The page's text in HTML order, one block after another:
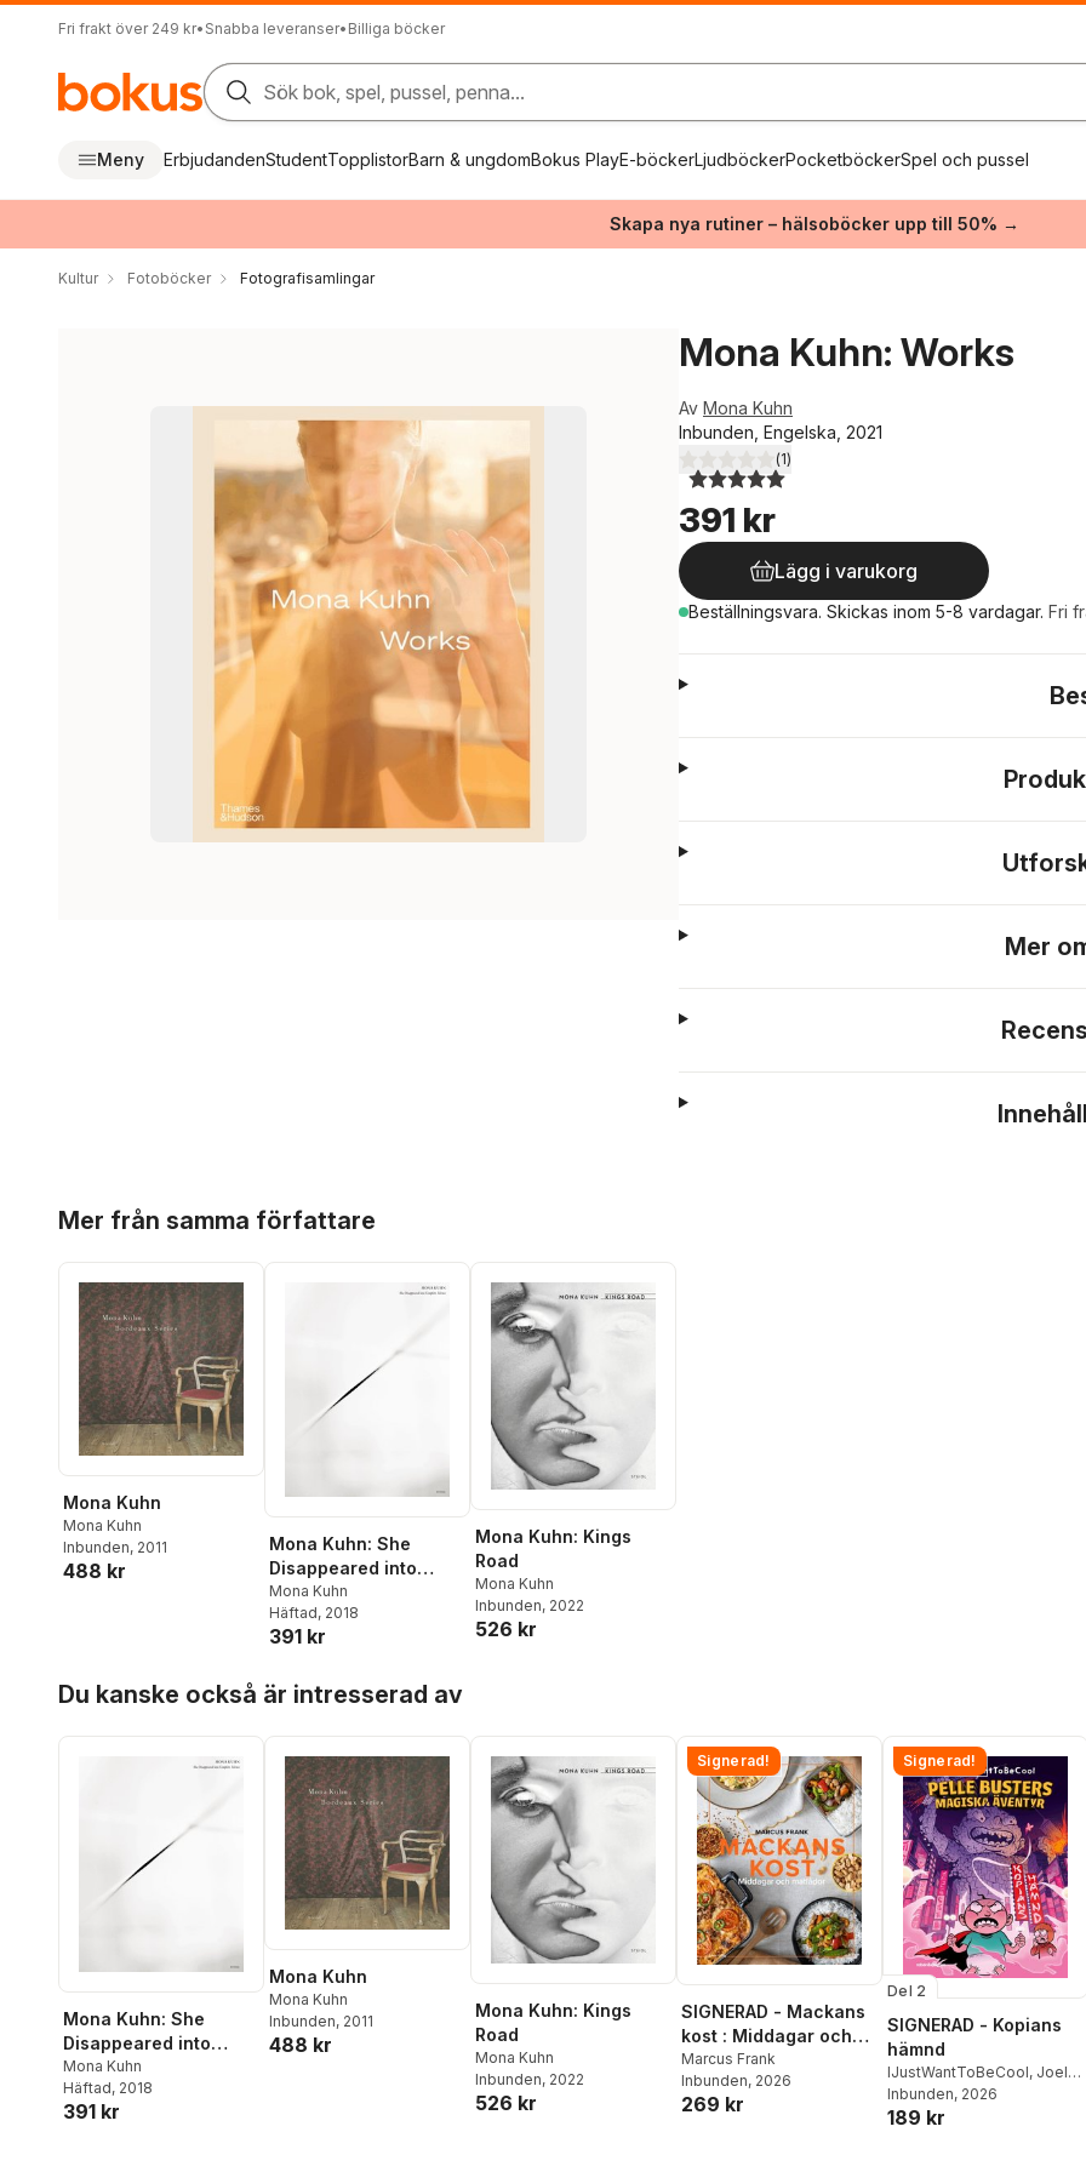
Fri frakt över 249 kr• Snabba leveranser• Billiga böcker
Sök bok, spel, pussel, penna...
Meny ErbjudandenStudentTopplistorBarn & ungdomBokus PlayE-böckerLjudböckerPocketböckerSpel och pussel
Skapa nya rutiner – hälsoböcker upp till 50% →
Kultur Fotoböcker Fotografisamlingar
Mona Kuhn: Works
Av Mona Kuhn
Inbunden, Engelska, 2021
5,0utav 5 stjärnor. Totalt antal röster:
(1)
391 kr
Lägg i varukorg
Beställningsvara. Skickas inom 5-8 vardagar. Fri
Mer
Mer från samma författare
Mona Kuhn
Mona Kuhn
Inbunden, 2011
488 kr
Mona Kuhn: She
Disappeared into
Complete Silence
Mona Kuhn
Häftad, 2018
391 kr
Mona Kuhn: Kings
Road
Mona Kuhn
Inbunden, 2022
526 kr
Du kanske också är intresserad av
Mona Kuhn: She
Disappeared into
Complete Silence
Mona Kuhn
Häftad, 2018
391 kr
Mona Kuhn
Mona Kuhn
Inbunden, 2011
488 kr
Mona Kuhn: Kings
Road
Mona Kuhn
Inbunden, 2022
526 kr
Signerad!
SIGNERAD - Mackans
kost : Middagar och
matlådor
Marcus Frank
Inbunden, 2026
269 kr
Signerad!
Del 2
SIGNERAD - Kopians
hämnd
IJustWantToBeCool, Joel
Adolphson,Emil Ejdemo
Beer ,Victor Beer
Inbunden, 2026
189 kr